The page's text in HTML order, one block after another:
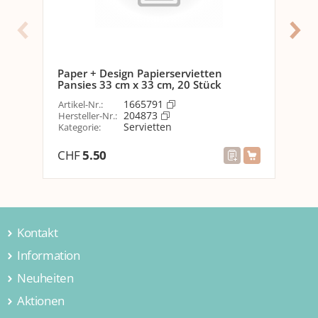
Grün
Material
Papier
Eigenschaften
Anzahl Lagen
3
Dimensionen
Paper + Design Papierservietten
Pansies 33 cm x 33 cm, 20 Stück
Artikel-Nr.: 1665791
Hersteller-Nr.: 204873
Kategorie: Servietten
CHF5.50
Kontakt
Jamei AG
Hintermättlistrasse 3
Schweiz
Information
Über uns
Kontakt
Neuheiten
Wohnen & Einrichten
Aktionen